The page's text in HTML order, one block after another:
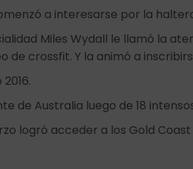
a interesarse por la
Miles Wydall le llamó la
de crossfit. Y la animó a
de Australia luego de 18
logró acceder a los Gold